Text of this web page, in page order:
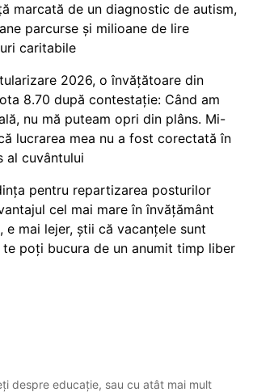
marcată de un diagnostic de autism,
parcurse și milioane de lire
caritabile
2026, o învățătoare din
8.70 după contestație: Când am
nu mă puteam opri din plâns. Mi-
lucrarea mea nu a fost corectată în
al cuvântului
pentru repartizarea posturilor
cel mai mare în învățământ
e mai lejer, știi că vacanțele sunt
poți bucura de un anumit timp liber
despre educație, sau cu atât mai mult